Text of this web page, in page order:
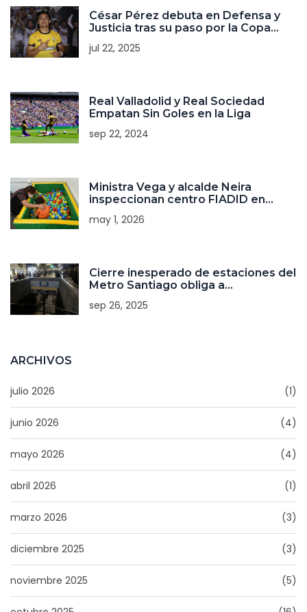
César Pérez debuta en Defensa y
Justicia tras su paso por la Copa
jul 22, 2025
Real Valladolid y Real Sociedad
Empatan Sin Goles en la Liga
sep 22, 2024
Ministra Vega y alcalde Neira
inspeccionan centro FIADID en
may 1, 2026
Cierre inesperado de estaciones del
Metro Santiago obliga a
sep 26, 2025
ARCHIVOS
julio 2026 (1)
junio 2026 (4)
mayo 2026 (4)
abril 2026 (1)
marzo 2026 (3)
diciembre 2025 (3)
noviembre 2025 (5)